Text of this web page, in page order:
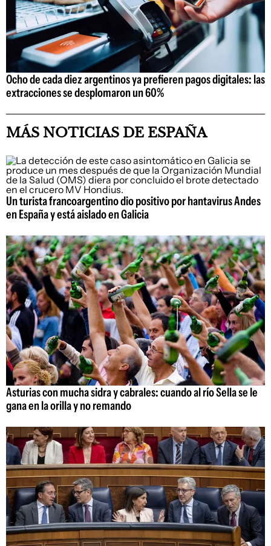
Ocho de cada diez argentinos ya prefieren pagos digitales: las
extracciones se desplomaron un 60%
MÁS NOTICIAS DE ESPAÑA
Un turista francoargentino dio positivo por hantavirus Andes
en España y está aislado en Galicia
Asturias con mucha sidra y cabrales: cuando al río Sella se le
gana en la orilla y no remando